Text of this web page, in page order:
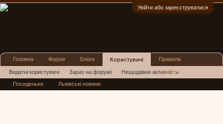
Увійти або зареєструватися
Головна Форум Блоги Користувачі
Видатні користувачі Зараз на форумі Нещодавня активність
Нові повідомлення профілю
Правила
Реклама
Посиденьки Львівські новини